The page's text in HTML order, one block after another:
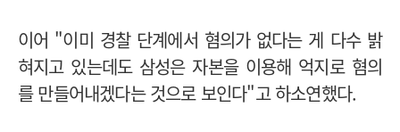
이어 "이미 경찰 단계에서 혐의가 없다는 게 다수 밝
혀지고 있는데도 삼성은 자본을 이용해 억지로 혐의
를 만들어내겠다는 것으로 보인다"고 하소연했다.